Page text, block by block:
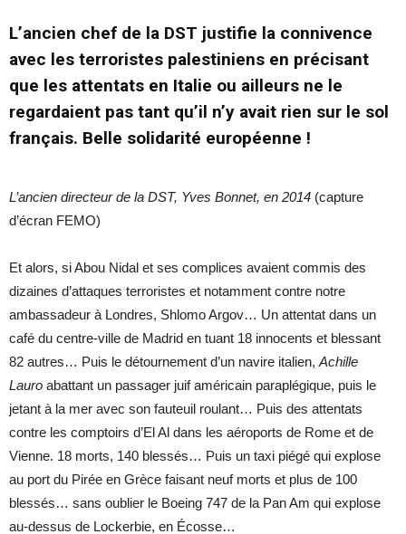
L’ancien chef de la DST justifie la connivence
avec les terroristes palestiniens en précisant
que les attentats en Italie ou ailleurs ne le
regardaient pas tant qu’il n’y avait rien sur le sol
français. Belle solidarité européenne !
L’ancien directeur de la DST, Yves Bonnet, en 2014 (capture
d’écran FEMO)
Et alors, si Abou Nidal et ses complices avaient commis des
dizaines d’attaques terroristes et notamment contre notre
ambassadeur à Londres, Shlomo Argov… Un attentat dans un
café du centre-ville de Madrid en tuant 18 innocents et blessant
82 autres… Puis le détournement d’un navire italien, Achille
Lauro abattant un passager juif américain paraplégique, puis le
jetant à la mer avec son fauteuil roulant… Puis des attentats
contre les comptoirs d’El Al dans les aéroports de Rome et de
Vienne. 18 morts, 140 blessés… Puis un taxi piégé qui explose
au port du Pirée en Grèce faisant neuf morts et plus de 100
blessés… sans oublier le Boeing 747 de la Pan Am qui explose
au-dessus de Lockerbie, en Écosse…